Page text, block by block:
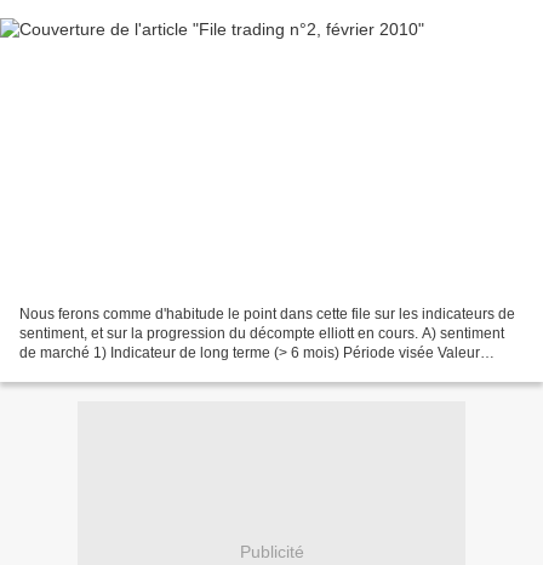
Nous ferons comme d'habitude le point dans cette file sur les indicateurs de
sentiment, et sur la progression du décompte elliott en cours. A) sentiment
de marché 1) Indicateur de long terme (> 6 mois) Période visée Valeur
Publicité